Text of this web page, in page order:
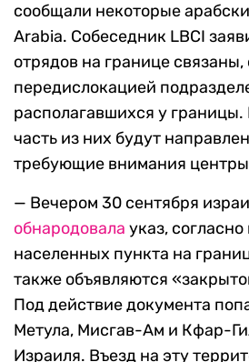
сообщали некоторые
Arabia. Собеседник LBCI
отрядов на границе связаны,
передислокацией
располагавшихся у
часть из них будут
требующие внимания
— Вечером 30 сентября
обнародовала указ,
населенных пункта на
также объявляются
Под действие документа
Метула, Мисгав-Ам и Кфар-
Израиля. Въезд на эту